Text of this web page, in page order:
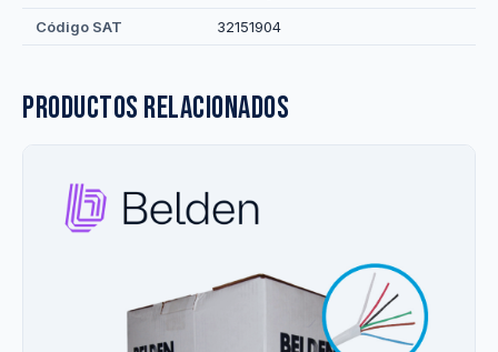
Código SAT 32151904
Productos relacionados